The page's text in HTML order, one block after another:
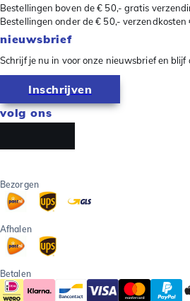
Bestellingen boven de € 50,- gratis
Bestellingen onder de € 50,- verzendkosten
nieuwsbrief
Schrijf je nu in voor onze nieuwsbrief en blijf
Inschrijven
volg ons
Bezorgen
Afhalen
Betalen